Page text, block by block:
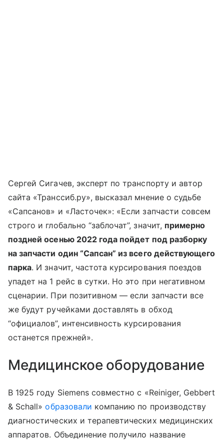
Сергей Сигачев, эксперт по транспорту и автор
сайта «Транссиб.ру», высказал мнение о судьбе
«Сапсанов» и «Ласточек»: «Если запчасти совсем
строго и глобально “заблочат”, значит, примерно
поздней осенью 2022 года пойдет под разборку
на запчасти один “Сапсан” из всего действующего
парка. И значит, частота курсирования поездов
упадет на 1 рейс в сутки. Но это при негативном
сценарии. При позитивном — если запчасти все
же будут ручейками доставлять в обход
“официалов”, интенсивность курсирования
останется прежней».
Медицинское оборудование
В 1925 году Siemens совместно с «Reiniger, Gebbert
& Schall»образовали компанию по производству
диагностических и терапевтических медицинских
аппаратов. Объединение получило название